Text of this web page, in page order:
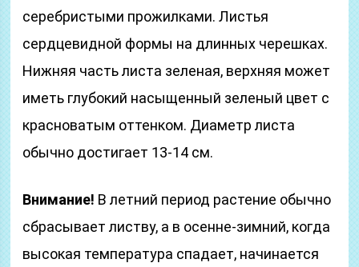
серебристыми прожилками. Листья
сердцевидной формы на длинных черешках.
Нижняя часть листа зеленая, верхняя может
иметь глубокий насыщенный зеленый цвет с
красноватым оттенком. Диаметр листа
обычно достигает 13-14 см.
Внимание! В летний период растение обычно
сбрасывает листву, а в осенне-зимний, когда
высокая температура спадает, начинается